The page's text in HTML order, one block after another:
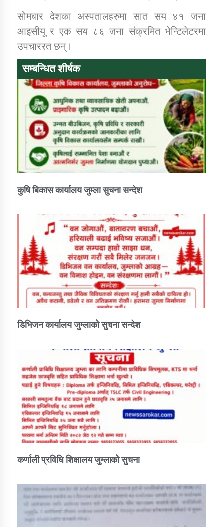
सोमबार देशका अस्पतालहरुमा सात सय ४१ जना
आइसीयू र एक सय ८६ जना संक्रमित भेन्टिलेटरमा
उपचाररत छन्।
सम्बन्धित शीर्षक
कुषि बिकास कार्यालय जुम्ला सुचना सन्देश
डिभिजन कार्यालय जुम्लाको सुचना सन्देश
कर्णाली प्रविधि शिक्षालय जुम्लाको सुचना